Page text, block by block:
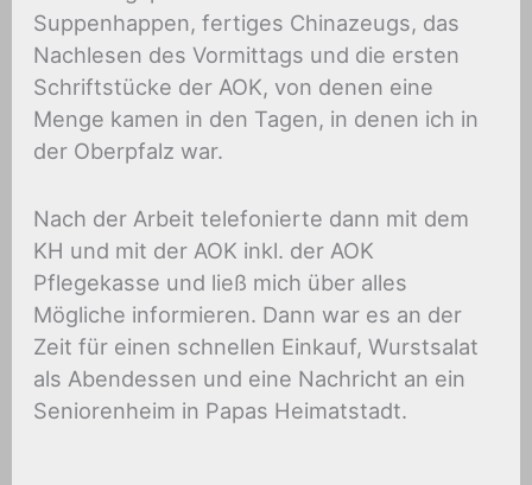
Suppenhappen, fertiges Chinazeugs, das
Nachlesen des Vormittags und die ersten
Schriftstücke der AOK, von denen eine
Menge kamen in den Tagen, in denen ich in
der Oberpfalz war.
Nach der Arbeit telefonierte dann mit dem
KH und mit der AOK inkl. der AOK
Pflegekasse und ließ mich über alles
Mögliche informieren. Dann war es an der
Zeit für einen schnellen Einkauf, Wurstsalat
als Abendessen und eine Nachricht an ein
Seniorenheim in Papas Heimatstadt.